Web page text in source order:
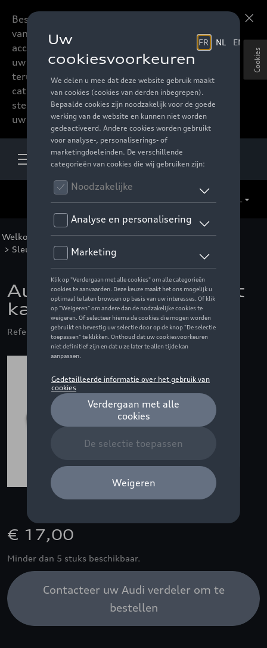
Beste accessoires-lovers,
vanaf nu kan u het hele
accessoire assortiment van
uw favoriete merk
terugvinden in de online
catalogus. Deze kunnen
steeds besteld worden via
uw verdeler.
Welkom Voor u >Casual Collectie >Accessoires
> Sleutelhangers > Detail
Audi sleutelhanger met
karabijnhaak, grijs
Referentie: ZZQ3182400300
€ 17,00
Minder dan 5 stuks beschikbaar.
Contacteer uw Audi verdeler om te
bestellen
Cookies